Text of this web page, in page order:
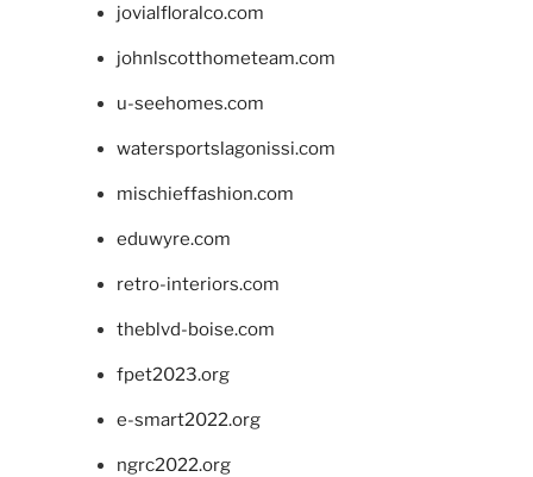
jovialfloralco.com
johnlscotthometeam.com
u-seehomes.com
watersportslagonissi.com
mischieffashion.com
eduwyre.com
retro-interiors.com
theblvd-boise.com
fpet2023.org
e-smart2022.org
ngrc2022.org